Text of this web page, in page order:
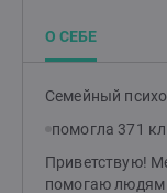
О СЕБЕ
Семейный
помогла 371
Приветствую!
помогаю людям